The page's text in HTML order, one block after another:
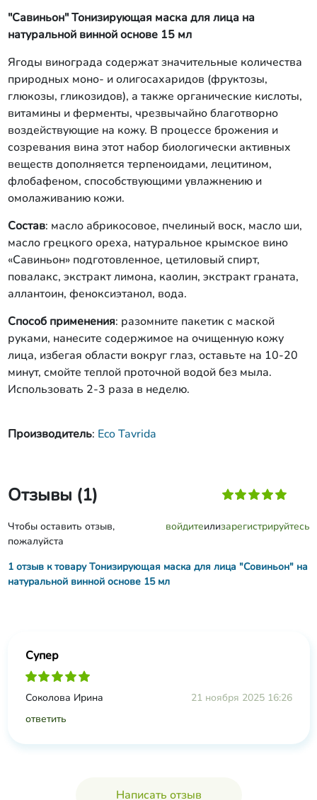
"Савиньон" Тонизирующая маска для лица на
натуральной винной основе 15 мл
Ягоды винограда содержат значительные количества
природных моно- и олигосахаридов (фруктозы,
глюкозы, гликозидов), а также органические кислоты,
витамины и ферменты, чрезвычайно благотворно
воздействующие на кожу. В процессе брожения и
созревания вина этот набор биологически активных
веществ дополняется терпеноидами, лецитином,
флобафеном, способствующими увлажнению и
омолаживанию кожи.
Состав: масло абрикосовое, пчелиный воск, масло ши,
масло грецкого ореха, натуральное крымское вино
«Савиньон» подготовленное, цетиловый спирт,
повалакс, экстракт лимона, каолин, экстракт граната,
аллантоин, феноксиэтанол, вода.
Способ применения: разомните пакетик с маской
руками, нанесите содержимое на очищенную кожу
лица, избегая области вокруг глаз, оставьте на 10-20
минут, смойте теплой проточной водой без мыла.
Использовать 2-3 раза в неделю.
Производитель: Eco Tavrida
Отзывы (1)
Чтобы оставить отзыв,
пожалуйста
войдитеилизарегистрируйтесь
1 отзыв к товару Тонизирующая маска для лица "Совиньон" на
натуральной винной основе 15 мл
Супер
Соколова Ирина
21 ноября 2025 16:26
ответить
Написать отзыв